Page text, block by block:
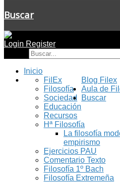
Buscar
Login Register
Inicio
Blog Filex
FilEx
Filosofía
Sociedad
Educación
Recursos
Aula de
Hª Filosofía
La filosofía
empirismo
Ejercicios PAU
Comentario Texto
Filosofía 1º Bach
Filosofía Extremeña
Buscar